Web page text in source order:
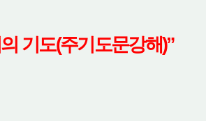
기도(주기도문강해)”